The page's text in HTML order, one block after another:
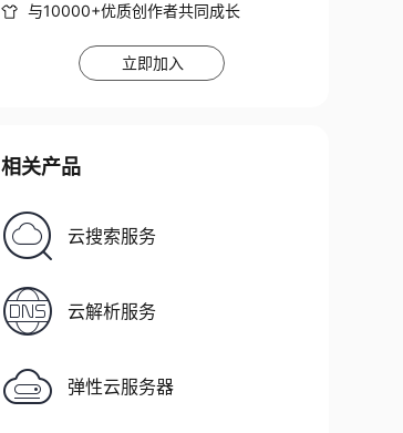
与10000+优质创作者共同成长
立即加入
相关产品
云搜索服务
云解析服务
弹性云服务器